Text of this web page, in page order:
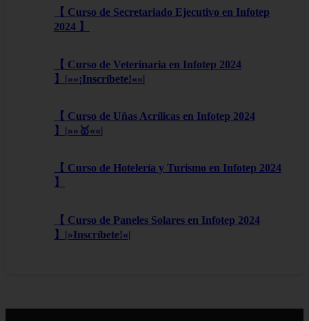
【 Curso de Secretariado Ejecutivo en Infotep
2024 】
【 Curso de Veterinaria en Infotep 2024
】|»»¡Inscríbete!««|
【 Curso de Uñas Acrílicas en Infotep 2024
】|»»🥇««|
【 Curso de Hotelería y Turismo en Infotep 2024
】
【 Curso de Paneles Solares en Infotep 2024
】|»Inscríbete!«|